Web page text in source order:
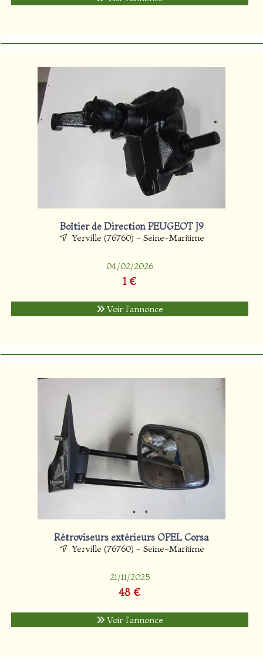
Boîtier de Direction PEUGEOT J9
Yerville (76760) - Seine-Maritime
04/02/2026
1 €
Voir l'annonce
Rétroviseurs extérieurs OPEL Corsa
Yerville (76760) - Seine-Maritime
21/11/2025
48 €
Voir l'annonce